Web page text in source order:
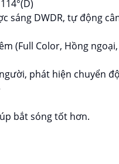
sáng DWDR, tự động
(Full Color, Hồng
phát hiện chuyển
bắt sóng tốt hơn.